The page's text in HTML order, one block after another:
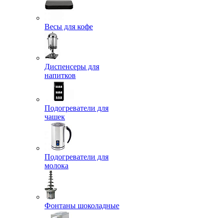
Весы для кофе
Диспенсеры для
напитков
Подогреватели для
чашек
Подогреватели для
молока
Фонтаны шоколадные